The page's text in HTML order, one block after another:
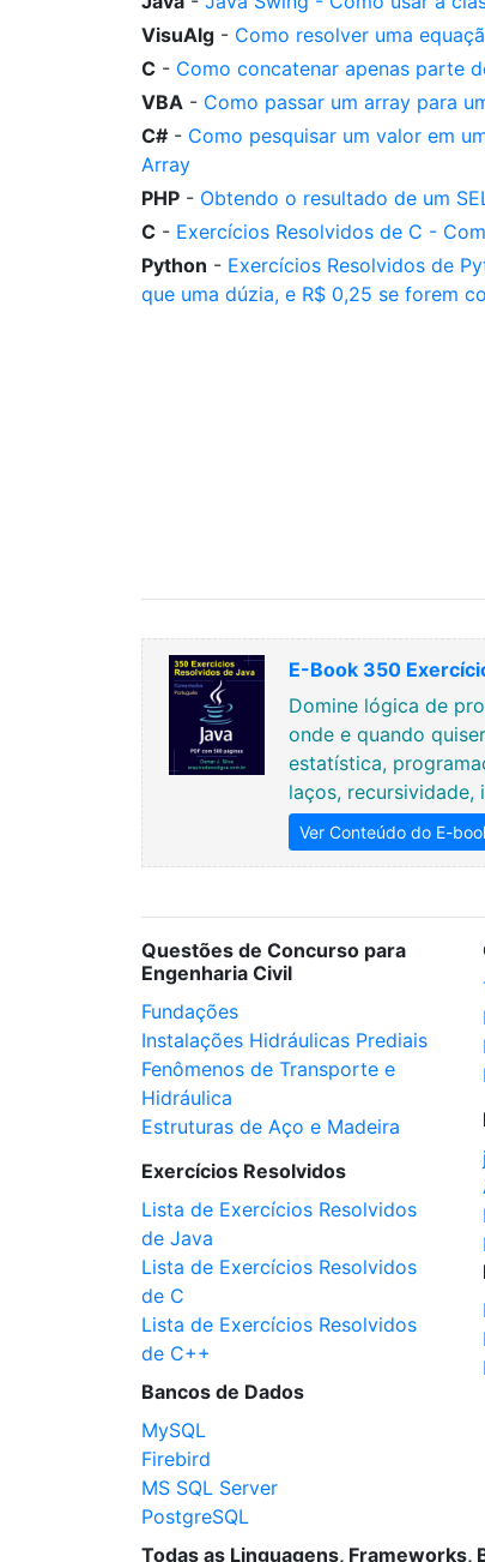
VisuAlg - Como resolver uma
C - Como concatenar apenas parte
VBA - Como passar um array para
C# - Como pesquisar um valor em
Array
PHP - Obtendo o resultado de um
C - Exercícios Resolvidos de C -
Python - Exercícios Resolvidos de
que uma dúzia, e R$ 0,25 se forem
E-Book 350
Domine lógica de
onde e quando
estatística,
laços,
Ver Conteúdo do E-
Questões de Concurso para
Engenharia Civil
Fundações
Instalações Hidráulicas Prediais
Fenômenos de Transporte e
Hidráulica
Estruturas de Aço e Madeira
Exercícios Resolvidos
Lista de Exercícios Resolvidos
de Java
Lista de Exercícios Resolvidos
de C
Lista de Exercícios Resolvidos
de C++
Bancos de Dados
MySQL
Firebird
MS SQL Server
PostgreSQL
Todas as Linguagens, Frameworks,